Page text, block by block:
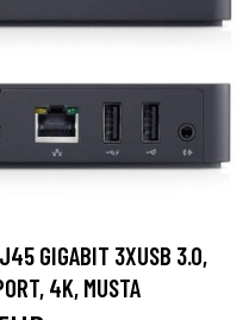
GIGABIT 3XUSB 3.0,
4K, MUSTA